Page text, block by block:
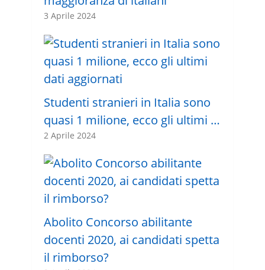
3 Aprile 2024
Studenti stranieri in Italia sono
quasi 1 milione, ecco gli ultimi …
2 Aprile 2024
Abolito Concorso abilitante
docenti 2020, ai candidati spetta
il rimborso?